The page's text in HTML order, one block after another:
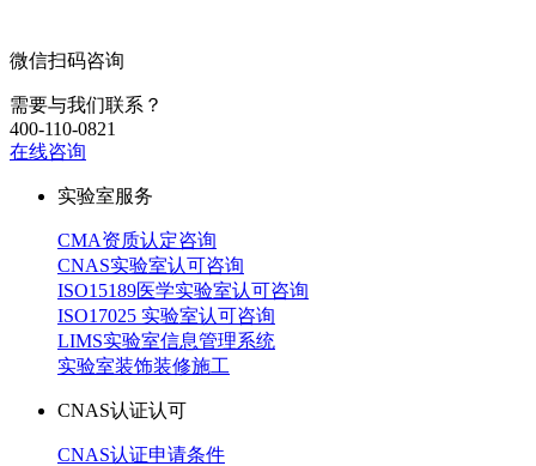
微信扫码咨询
需要与我们联系？
400-110-0821
在线咨询
实验室服务
CMA资质认定咨询
CNAS实验室认可咨询
ISO15189医学实验室认可咨询
ISO17025 实验室认可咨询
LIMS实验室信息管理系统
实验室装饰装修施工
CNAS认证认可
CNAS认证申请条件